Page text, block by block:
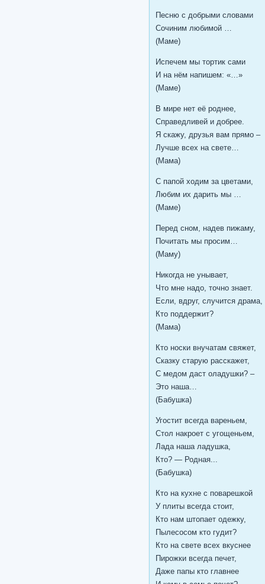
Песню с добрыми словами
Сочиним любимой …
(Маме)
Испечем мы тортик сами
И на нём напишем: «…»
(Маме)
В мире нет её роднее,
Справедливей и добрее.
Я скажу, друзья вам прямо –
Лучше всех на свете…
(Мама)
С папой ходим за цветами,
Любим их дарить мы …
(Маме)
Перед сном, надев пижаму,
Почитать мы просим…
(Маму)
Никогда не унывает,
Что мне надо, точно знает.
Если, вдруг, случится драма,
Кто поддержит?
(Мама)
Кто носки внучатам свяжет,
Сказку старую расскажет,
С медом даст оладушки? –
Это наша…
(Бабушка)
Угостит всегда вареньем,
Стол накроет с угощеньем,
Лада наша ладушка,
Кто? — Родная...
(Бабушка)
Кто на кухне с поварешкой
У плиты всегда стоит,
Кто нам штопает одежку,
Пылесосом кто гудит?
Кто на свете всех вкуснее
Пирожки всегда печет,
Даже папы кто главнее